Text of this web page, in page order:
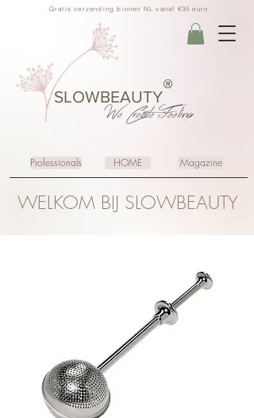
Gratis verzending binnen NL vanaf €35 euro
SLOWBEAUTY
We CreateFeeling
®
Professionals HOME Magazine
WELKOM BIJ SLOWBEAUTY